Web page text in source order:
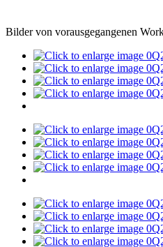
Bilder von vorausgegangenen